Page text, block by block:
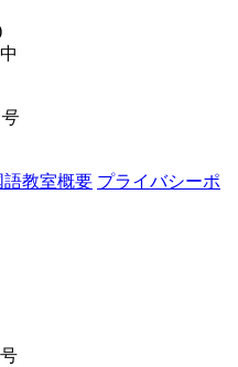
語教室概要 プライバシーポ